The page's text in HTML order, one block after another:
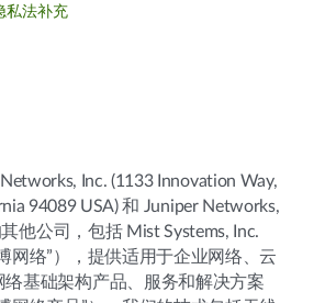
私法补充
Inc. (1133 Innovation Way,
94089 USA) 和 Juniper Networks,
他公司，包括 Mist Systems, Inc.
网络”），提供适用于企业网络、云
基础架构产品、服务和解决方案